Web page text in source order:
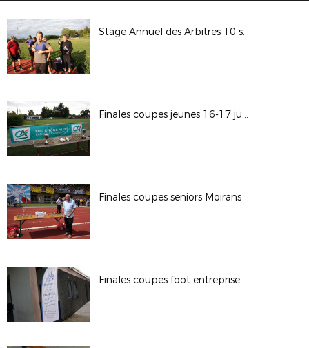
Stage Annuel des Arbitres 10 septembre 2022
Finales coupes jeunes 16-17 juin
Finales coupes seniors Moirans
Finales coupes foot entreprise